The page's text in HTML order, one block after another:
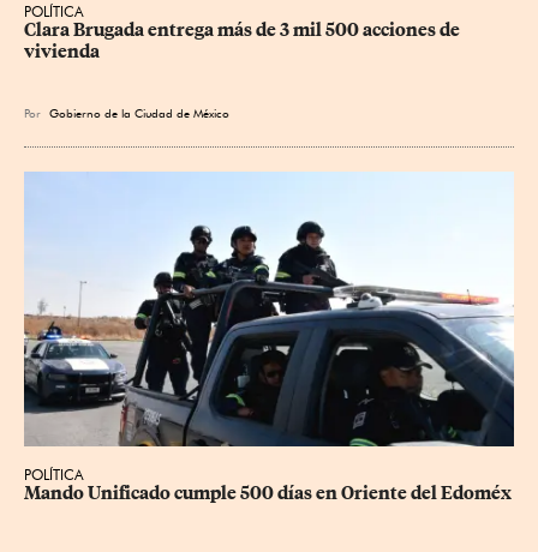
POLÍTICA
Clara Brugada entrega más de 3 mil 500 acciones de
vivienda
Por Gobierno de la Ciudad de México
POLÍTICA
Mando Unificado cumple 500 días en Oriente del Edoméx